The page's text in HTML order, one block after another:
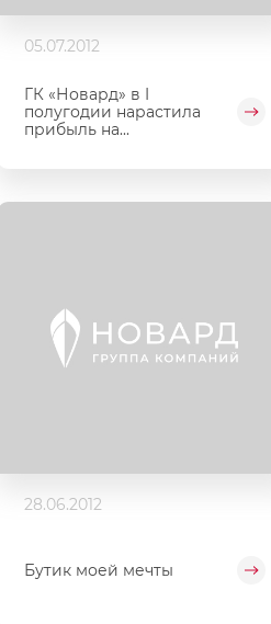
05.07.2012
ГК «Новард» в I
полугодии нарастила
прибыль на...
28.06.2012
Бутик моей мечты